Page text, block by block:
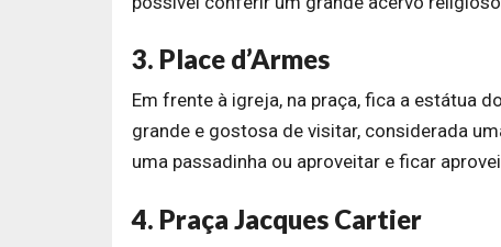
3. Place d’Armes
Em frente à igreja, na praça, fica a estátua
grande e gostosa de visitar, considerada
uma passadinha ou aproveitar e ficar
4. Praça Jacques Cartier